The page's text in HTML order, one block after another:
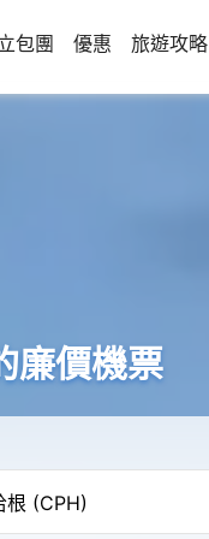
包團 優惠 旅遊攻略
廉價機票